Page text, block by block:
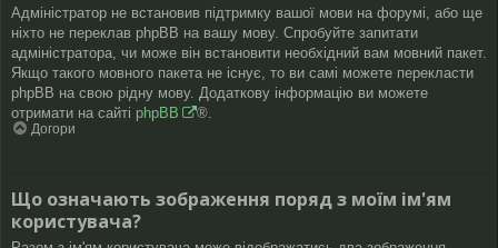
Адміністратор не встановив підтримку вашої мови на форумі, або ще
ніхто не переклав phpBB на вашу мову. Спробуйте запитати
адміністратора, чи може він встановити необхідний вам мовний пакет.
Якщо такого мовного пакета не існує, то ви самі можете перекласти
phpBB на свою рідну мову. Додаткову інформацію ви можете
отримати на сайті phpBB ®.
Догори
Що означають зображення поряд з моїм ім'ям
користувача?